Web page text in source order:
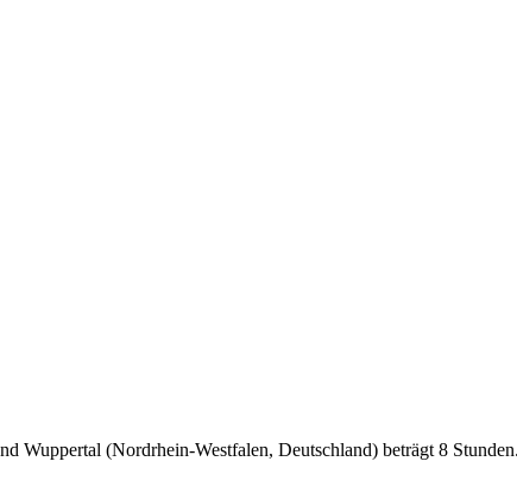
(Nordrhein-Westfalen, Deutschland) beträgt 8